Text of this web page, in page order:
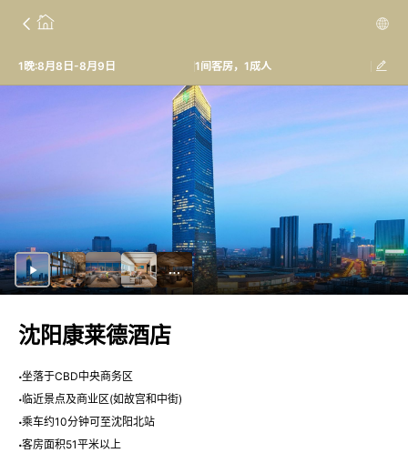
1晚:8月8日-8月9日 1间客房，1成人
沈阳康莱德酒店
坐落于CBD中央商务区
临近景点及商业区(如故宫和中街)
乘车约10分钟可至沈阳北站
客房面积51平米以上